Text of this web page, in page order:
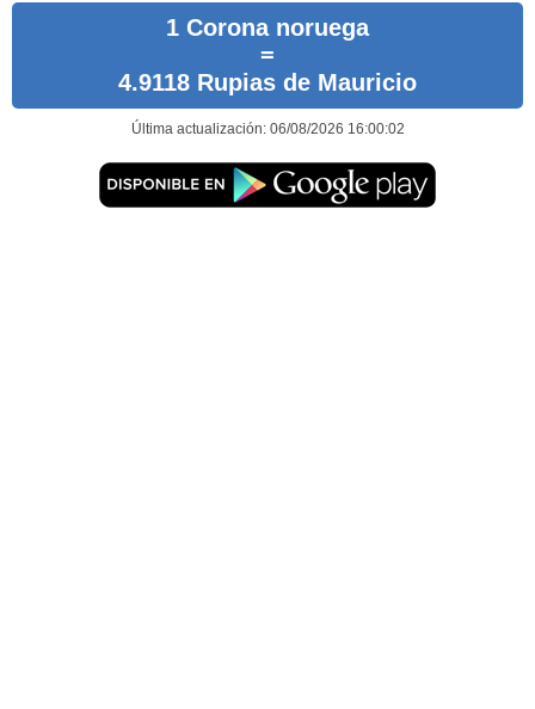
1 Corona noruega
=
4.9118 Rupias de Mauricio
Última actualización: 06/08/2026 16:00:02